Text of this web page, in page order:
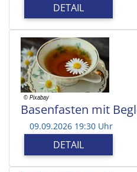
DETAIL
Basenfasten mit
09.09.2026 19:30 Uhr
DETAIL